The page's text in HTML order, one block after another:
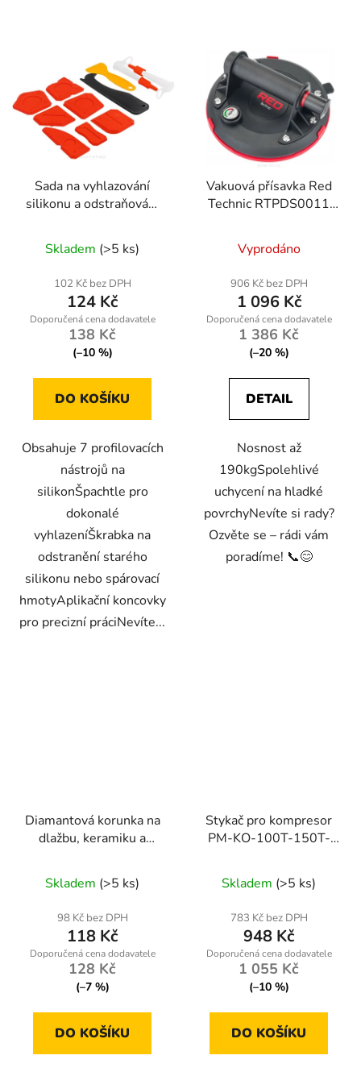
Sada na vyhlazování
silikonu a odstraňování
Skladem (>5 ks)
102 Kč bez DPH
124 Kč
138 Kč
(–10 %)
DO KOŠÍKU
Obsahuje 7 profilovacích
nástrojů na
silikonŠpachtle pro
dokonalé
vyhlazeníŠkrabka na
odstranění starého
silikonu nebo spárovací
hmotyAplikační koncovky
pro precizní práciNevíte...
Vakuová přísavka Red
Technic RTPDS0011
Vyprodáno
906 Kč bez DPH
1 096 Kč
1 386 Kč
(–20 %)
DETAIL
Nosnost až
190kgSpolehlivé
uchycení na hladké
povrchyNevíte si rady?
Ozvěte se – rádi vám
poradíme! 📞😊
Diamantová korunka na
dlažbu, keramiku a
Skladem (>5 ks)
98 Kč bez DPH
118 Kč
128 Kč
(–7 %)
DO KOŠÍKU
Stykač pro kompresor
PM-KO-100T-150T-
Skladem (>5 ks)
783 Kč bez DPH
948 Kč
1 055 Kč
(–10 %)
DO KOŠÍKU